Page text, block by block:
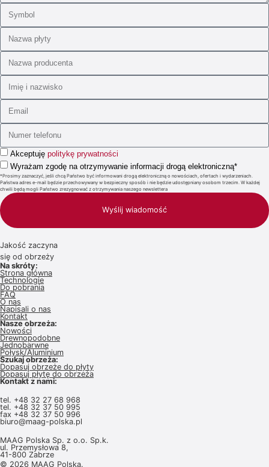
Akceptuję politykę prywatności
Wyrażam zgodę na otrzymywanie informacji drogą elektroniczną*
*Prosimy zaznaczyć, jeśli chcą Państwo być informowani drogą elektroniczną o nowościach, ofertach i wydarzeniach.
Państwa adres e-mail będzie przechowywany w bezpieczny sposób i nie będzie udostępniany osobom trzecim. W każdej
chwili będą mogli Państwo zrezygnować z otrzymywania naszego newslettera
Wyślij wiadomość
Jakość zaczyna
się od obrzeży
Na skróty:
Strona główna
Technologie
Do pobrania
FAQ
O nas
Napisali o nas
Kontakt
Nasze obrzeża:
Nowości
Drewnopodobne
Jednobarwne
Połysk/Aluminium
Szukaj obrzeża:
Dopasuj obrzeże do płyty
Dopasuj płytę do obrzeża
Kontakt z nami:
tel. +48 32 27 68 968
tel. +48 32 37 50 995
fax +48 32 37 50 996
biuro@maag-polska.pl
MAAG Polska Sp. z o.o. Sp.k.
ul. Przemysłowa 8,
41-800 Zabrze
© 2026 MAAG Polska.